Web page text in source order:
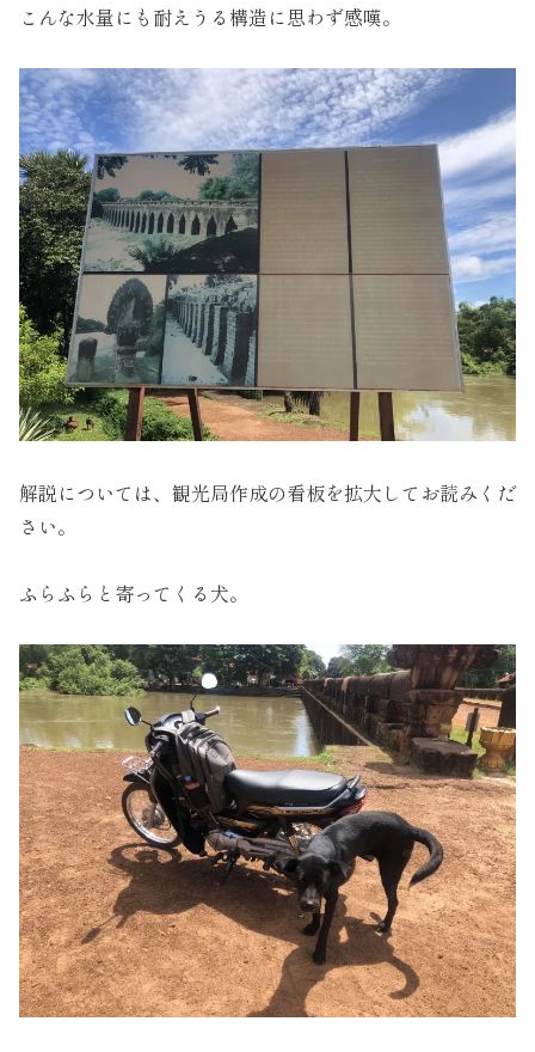
こんな水量にも耐えうる構造に思わず感嘆。
解説については、観光局作成の看板を拡大してお読みくだ
さい。
ふらふらと寄ってくる犬。